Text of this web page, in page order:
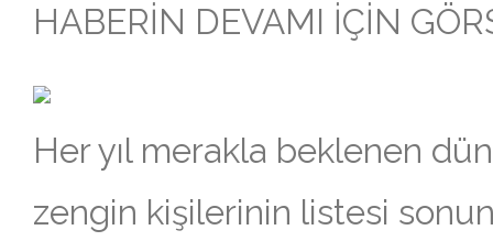
HABERİN DEVAMI İÇİN
Her yıl merakla beklenen
zengin kişilerinin listesi